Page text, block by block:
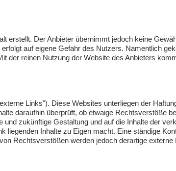
erstellt. Der Anbieter übernimmt jedoch keine
auf eigene Gefahr des Nutzers. Namentlich
der reinen Nutzung der Website des Anbieters
Links"). Diese Websites unterliegen der
daraufhin überprüft, ob etwaige Rechtsverstöße
zukünftige Gestaltung und auf die Inhalte der
liegenden Inhalte zu Eigen macht. Eine ständige
Rechtsverstößen werden jedoch derartige